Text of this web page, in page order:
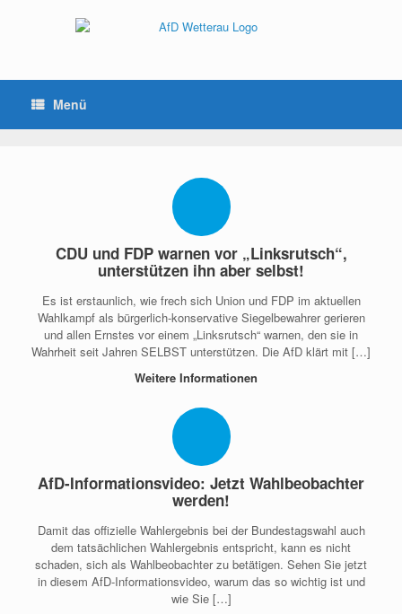
Menü
CDU und FDP warnen vor „Linksrutsch“,
unterstützen ihn aber selbst!
Es ist erstaunlich, wie frech sich Union und FDP im aktuellen
Wahlkampf als bürgerlich-konservative Siegelbewahrer gerieren
und allen Ernstes vor einem „Linksrutsch“ warnen, den sie in
Wahrheit seit Jahren SELBST unterstützen. Die AfD klärt mit […]
Weitere Informationen
AfD-Informationsvideo: Jetzt Wahlbeobachter
werden!
Damit das offizielle Wahlergebnis bei der Bundestagswahl auch
dem tatsächlichen Wahlergebnis entspricht, kann es nicht
schaden, sich als Wahlbeobachter zu betätigen. Sehen Sie jetzt
in diesem AfD-Informationsvideo, warum das so wichtig ist und
wie Sie […]